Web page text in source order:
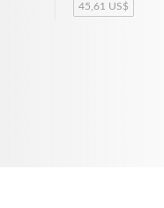
45,61 US$